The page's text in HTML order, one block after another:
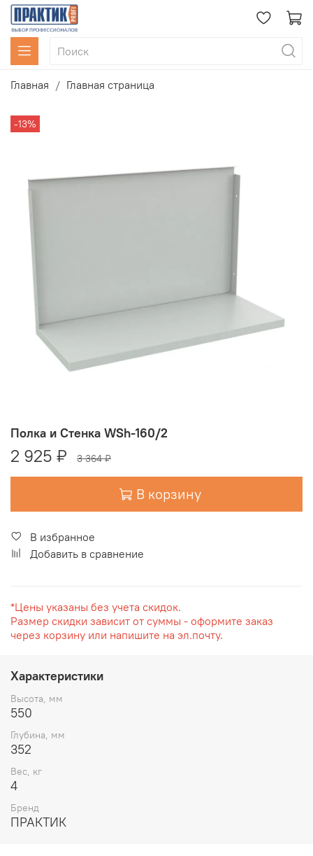
Главная Главная страница
-13%
Полка и Стенка WSh-160/2
2 925 ₽ 3 364 ₽
В корзину
В избранное
Добавить в сравнение
*Цены указаны без учета скидок.
Размер скидки зависит от суммы - оформите заказ
через корзину или напишите на эл.почту.
Характеристики
Высота, мм
550
Глубина, мм
352
Вес, кг
4
Бренд
ПРАКТИК